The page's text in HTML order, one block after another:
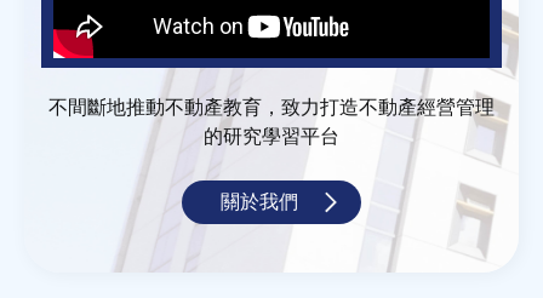
不間斷地推動不動產教育，致力打造不動產經營管理
的研究學習平台
關於我們